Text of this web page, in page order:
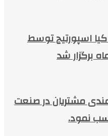
اسپورتیج توسط
برگزار شد
مشتریان در صنعت
نمود.